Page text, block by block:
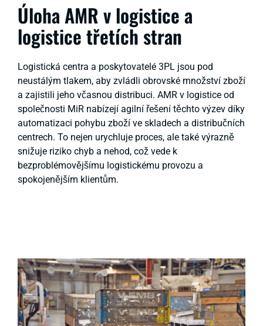
Úloha AMR v logistice a
logistice třetích stran
Logistická centra a poskytovatelé 3PL jsou pod
neustálým tlakem, aby zvládli obrovské množství zboží
a zajistili jeho včasnou distribuci. AMR v logistice od
společnosti MiR nabízejí agilní řešení těchto výzev díky
automatizaci pohybu zboží ve skladech a distribučních
centrech. To nejen urychluje proces, ale také výrazně
snižuje riziko chyb a nehod, což vede k
bezproblémovějšímu logistickému provozu a
spokojenějším klientům.